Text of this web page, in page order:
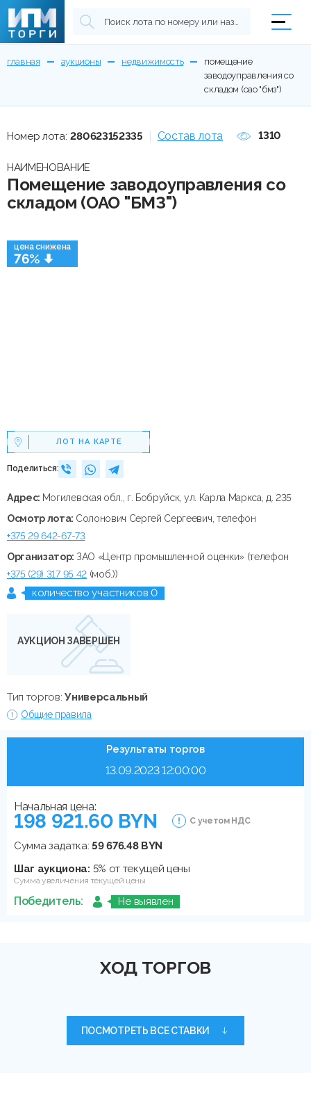
главная аукционы недвижимость
помещение
заводоуправления со
складом (оао "бмз")
цена снижена
76%
ЛОТ НА КАРТЕ
Поделиться:
Номер лота: 280623152335 Состав лота 1310
НАИМЕНОВАНИЕ
Помещение заводоуправления со
складом (ОАО "БМЗ")
Адрес: Могилевская обл., г. Бобруйск, ул. Карла Маркса, д. 235
Осмотр лота: Солонович Сергей Сергеевич, телефон
+375 29 642-67-73
Организатор: ЗАО «Центр промышленной оценки» (телефон
+375 (29) 317 95 42(моб.))
количество участников 0
АУКЦИОН ЗАВЕРШЕН
Тип торгов:Универсальный
Общие правила
Результаты торгов
13.09.2023 12:00:00
Начальная цена:
198 921.60 BYN С учетом НДС
Сумма задатка:59 676.48 BYN
Шаг аукциона: 5% от текущей цены
Сумма увеличения текущей цены
Победитель: Не выявлен
ХОД ТОРГОВ
ПОСМОТРЕТЬ ВСЕ СТАВКИ